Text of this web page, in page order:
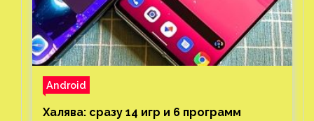
Android
Халява: сразу 14 игр и 6 программ